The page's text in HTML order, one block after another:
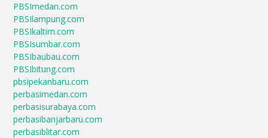
PBSImedan.com
PBSIlampung.com
PBSIkaltim.com
PBSIsumbar.com
PBSIbaubau.com
PBSIbitung.com
pbsipekanbaru.com
perbasimedan.com
perbasisurabaya.com
perbasibanjarbaru.com
perbasiblitar.com